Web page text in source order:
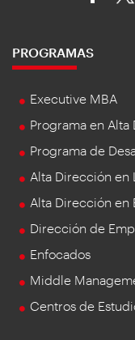
PROGRAMAS
Executive MBA
Programa en Alta
Programa de
Alta Dirección en
Alta Dirección en
Dirección de
Enfocados
Middle
Centros de